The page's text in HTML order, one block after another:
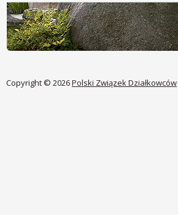
Copyright © 2026Polski Związek Działkowców